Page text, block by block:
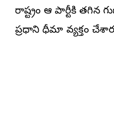
రాష్ట్రం ఆ పార్టీకి తగిన
ప్రధాని ధీమా వ్యక్తం